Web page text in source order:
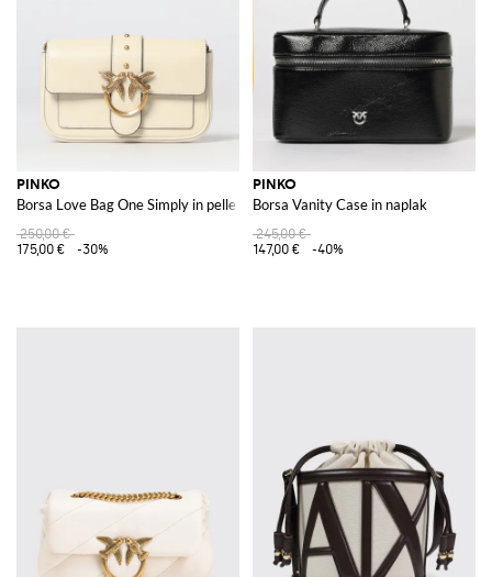
PINKO
Borsa Love Bag One Simply in pelle
250,00 €
175,00 €
-30%
PINKO
Borsa Vanity Case in naplak
245,00 €
147,00 €
-40%